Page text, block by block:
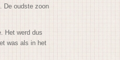
De oudste zoon
Het werd dus
was als in het